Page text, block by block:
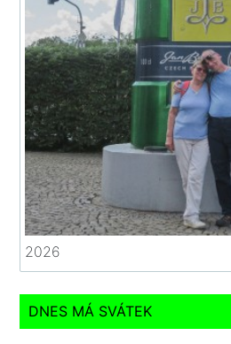
2026
DNES MÁ SVÁTEK